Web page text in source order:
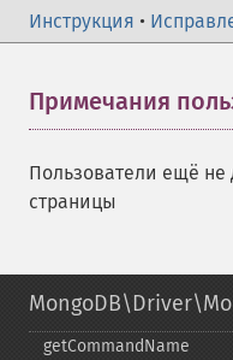
Инструкция •
Примечания
Пользователи ещё
страницы
getCommandName